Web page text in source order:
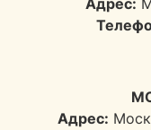
Адрес:
Адрес: